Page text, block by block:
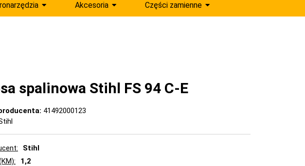
Akcesoria Części zamienne
spalinowa Stihl FS 94 C-E
41492000123
Stihl
1,2